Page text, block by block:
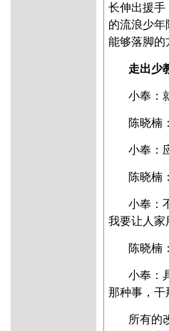
长伸出援手
的流浪少
能够落脚的
走出少
小奉：
陈晓楠
小奉：
陈晓楠
小奉：
我要让人家
陈晓楠
小奉：
那种事，干
所有的